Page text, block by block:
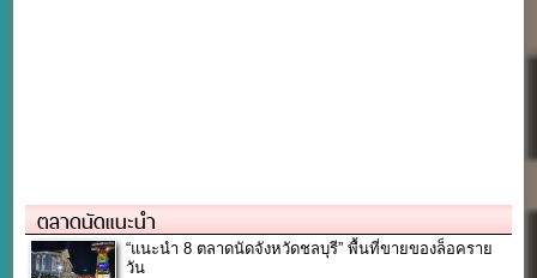
ตลาดนัดแนะนำ
“แนะนำ 8 ตลาดนัดจังหวัดชลบุรี” พื้นที่ขายของล็อคราย
วัน